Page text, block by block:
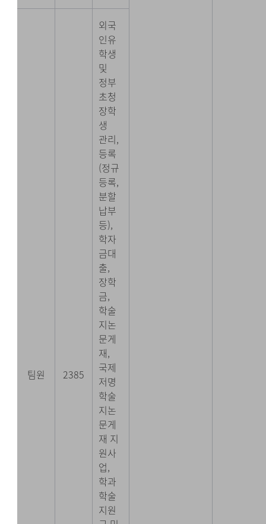
팀원 2385
외국
인유
학생
및
정부
초청
장학
생
관리,
등록
(정규
등록,
분할
납부
등),
학자
금대
출,
장학
금,
학술
지논
문게
재,
국제
저명
학술
지논
문게
재 지
원사
업,
학과
학술
지원